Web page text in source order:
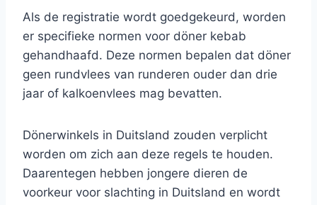
Als de registratie wordt goedgekeurd, worden
er specifieke normen voor döner kebab
gehandhaafd. Deze normen bepalen dat döner
geen rundvlees van runderen ouder dan drie
jaar of kalkoenvlees mag bevatten.
Dönerwinkels in Duitsland zouden verplicht
worden om zich aan deze regels te houden.
Daarentegen hebben jongere dieren de
voorkeur voor slachting in Duitsland en wordt